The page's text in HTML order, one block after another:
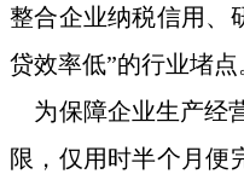
整合企业纳税信用、
贷效率低”的行业堵点
为保障企业生产经
限，仅用时半个月便